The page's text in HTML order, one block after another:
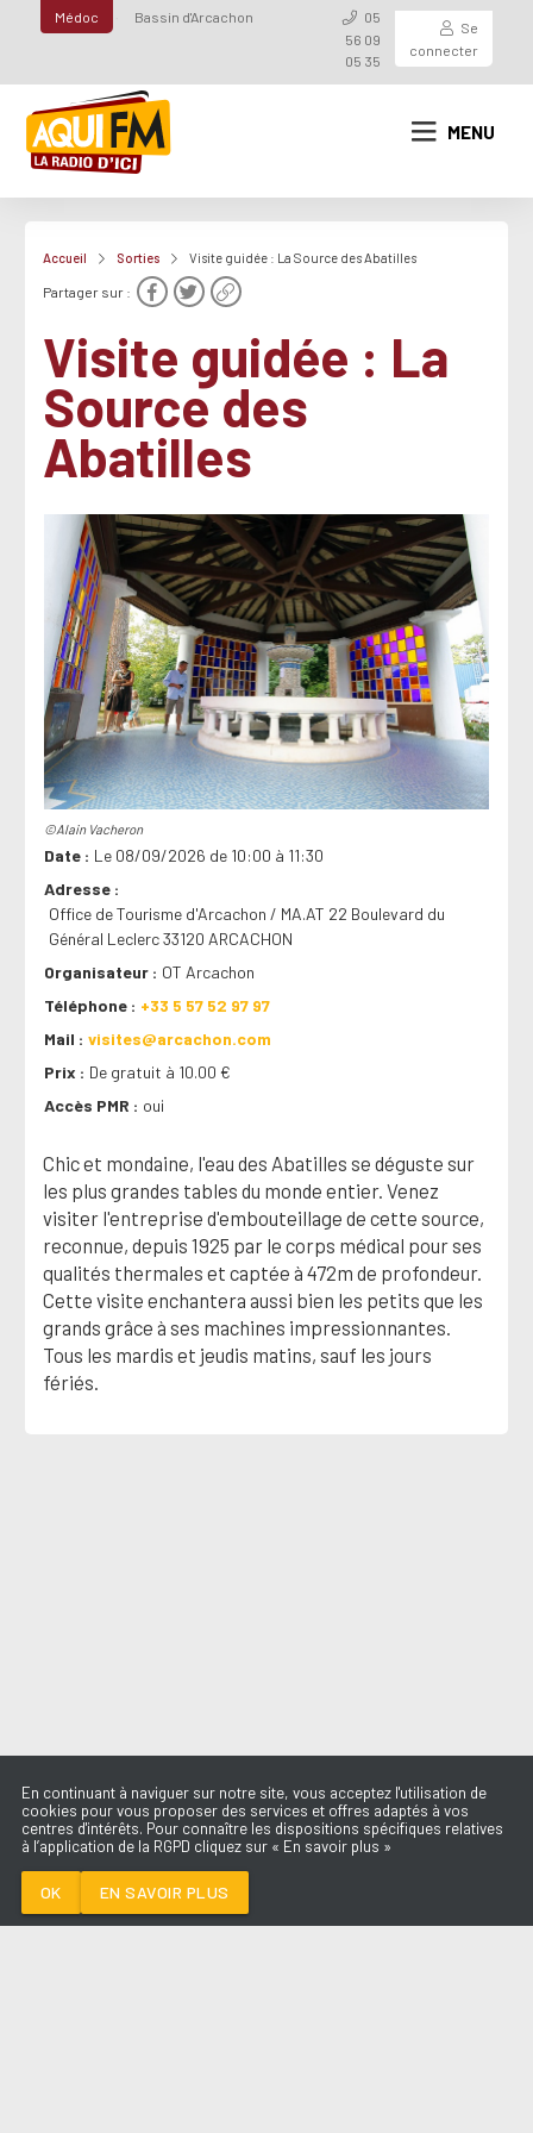
Médoc Bassin d'Arcachon
05
56 09
05 35
Se
connecter
MENU
Accueil Sorties Visite guidée : La Source des Abatilles
Partager sur :
Visite guidée : La
Source des
Abatilles
©Alain Vacheron
Date
Le 08/09/2026 de 10:00 à 11:30
Adresse
Office de Tourisme d'Arcachon / MA.AT 22 Boulevard du
Général Leclerc 33120 ARCACHON
Organisateur
OT Arcachon
Téléphone
+33 5 57 52 97 97
Mail
visites@arcachon.com
Prix
De gratuit à 10.00 €
Accès PMR
oui
Chic et mondaine, l'eau des Abatilles se déguste sur
les plus grandes tables du monde entier. Venez
visiter l'entreprise d'embouteillage de cette source,
reconnue, depuis 1925 par le corps médical pour ses
qualités thermales et captée à 472m de profondeur.
Cette visite enchantera aussi bien les petits que les
grands grâce à ses machines impressionnantes.
Tous les mardis et jeudis matins, sauf les jours
fériés.
En continuant à naviguer sur notre site, vous acceptez l'utilisation de
cookies pour vous proposer des services et offres adaptés à vos
centres d'intérêts. Pour connaître les dispositions spécifiques relatives
à l’application de la RGPD cliquez sur « En savoir plus »
OK EN SAVOIR PLUS